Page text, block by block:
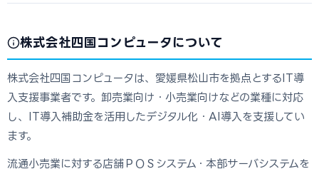
株式会社四国コンピュータについて
株式会社四国コンピュータは、愛媛県松山市を拠点とするIT導
入支援事業者です。卸売業向け・小売業向けなどの業種に対応
し、IT導入補助金を活用したデジタル化・AI導入を支援してい
ます。
流通小売業に対する店舗ＰＯＳシステム・本部サーバシステムを